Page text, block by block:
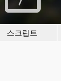
스크립트